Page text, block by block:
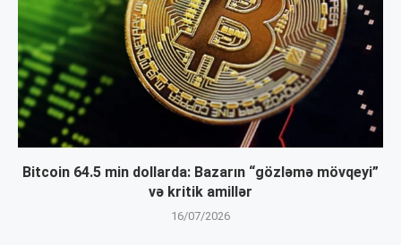
Bitcoin 64.5 min dollarda: Bazarın “gözləmə mövqeyi”
və kritik amillər
16/07/2026